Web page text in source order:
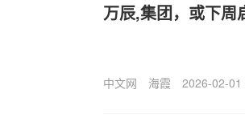
万辰,集团，或下周
中文网 海霞 2026-02-01